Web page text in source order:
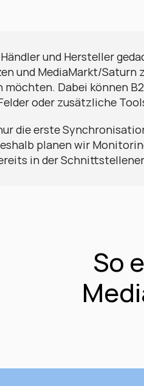
und Hersteller
und MediaMarkt/Saturn
Dabei können
oder zusätzliche
die erste
planen wir
in der
So